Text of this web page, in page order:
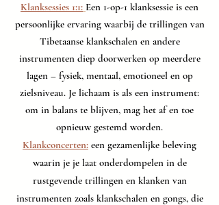
Klanksessies 1:1: Een 1-op-1 klanksessie is een
persoonlijke ervaring waarbij de trillingen van
Tibetaanse klankschalen en andere
instrumenten diep doorwerken op meerdere
lagen – fysiek, mentaal, emotioneel en op
zielsniveau. Je lichaam is als een instrument:
om in balans te blijven, mag het af en toe
opnieuw gestemd worden.
Klankconcerten: een gezamenlijke beleving
waarin je je laat onderdompelen in de
rustgevende trillingen en klanken van
instrumenten zoals klankschalen en gongs, die